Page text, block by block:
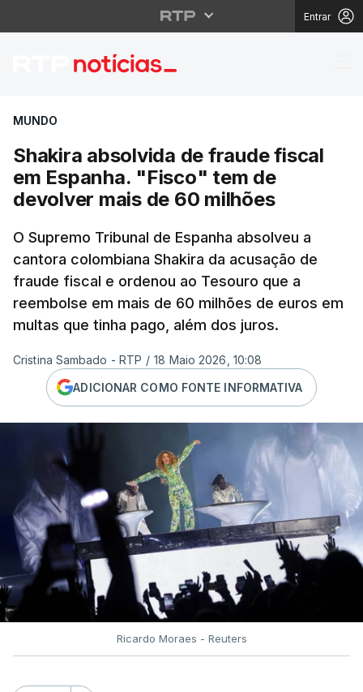
Entrar
Shakira absolvida de
MUNDO
Shakira absolvida de fraude fiscal
em Espanha. "Fisco" tem de
devolver mais de 60 milhões
O Supremo Tribunal de Espanha absolveu a
cantora colombiana Shakira da acusação de
fraude fiscal e ordenou ao Tesouro que a
reembolse em mais de 60 milhões de euros em
multas que tinha pago, além dos juros.
Cristina Sambado - RTP / 18 Maio 2026, 10:08
ADICIONAR COMO FONTE INFORMATIVA
Ricardo Moraes - Reuters